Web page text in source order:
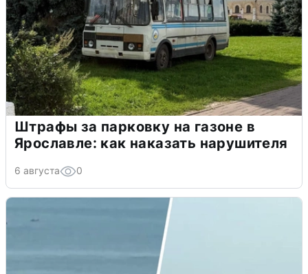
Штрафы за парковку на газоне в
Ярославле: как наказать нарушителя
6 августа 0